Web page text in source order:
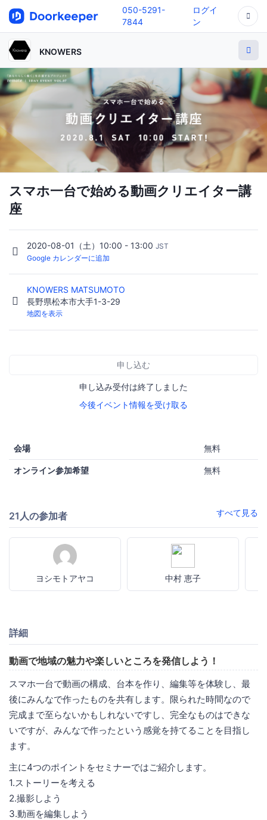
050-5291-
7844
ログイ
ン
KNOWERS
スマホ一台で始める動画クリエイター講
座
2020-08-01（土）10:00 - 13:00 JST
Google カレンダーに追加
KNOWERS MATSUMOTO
長野県松本市大手1-3-29
地図を表示
申し込む
申し込み受付は終了しました
今後イベント情報を受け取る
会場 無料
オンライン参加希望 無料
21人の参加者 すべて見る
ヨシモトアヤコ 中村 恵子
詳細
動画で地域の魅力や楽しいところを発信しよう！
スマホ一台で動画の構成、台本を作り、編集等を体験し、最
後にみんなで作ったものを共有します。限られた時間なので
完成まで至らないかもしれないですし、完全なものはできな
いですが、みんなで作ったという感覚を持てることを目指し
ます。
主に4つのポイントをセミナーではご紹介します。
1.ストーリーを考える
2.撮影しよう
3.動画を編集しよう